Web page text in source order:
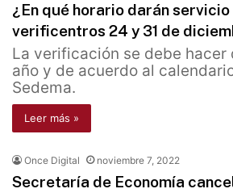
¿En qué horario darán servicio
verificentros 24 y 31 de
La verificación se debe hacer
año y de acuerdo al
Sedema.
Leer más »
Once Digital noviembre 7, 2022
Secretaría de Economía